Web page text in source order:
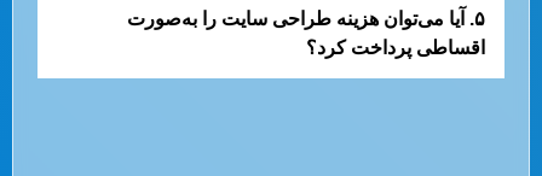
۵. آیا می‌توان هزینه طراحی سایت را به‌صورت
اقساطی پرداخت کرد؟